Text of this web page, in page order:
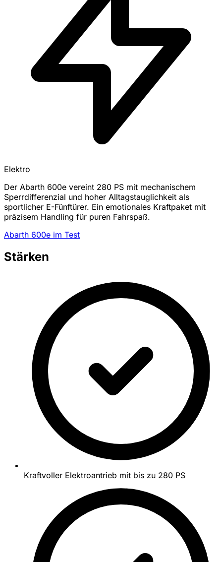
Elektro
Der Abarth 600e vereint 280 PS mit mechanischem
Sperrdifferenzial und hoher Alltagstauglichkeit als
sportlicher E-Fünftürer. Ein emotionales Kraftpaket mit
präzisem Handling für puren Fahrspaß.
Abarth 600e im Test
Stärken
Kraftvoller Elektroantrieb mit bis zu 280 PS